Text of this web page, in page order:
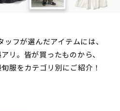
ッフが選んだアイテムには、
リ。皆が買ったものから、
服をカテゴリ別にご紹介！